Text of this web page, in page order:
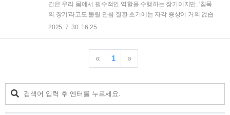
간은 우리 몸에서 필수적인 역할을 수행하는 장기이지만, '침묵
의 장기'라고도 불릴 만큼 질환 초기에는 자각 증상이 거의 없습
니다. 이로 인해 간질환은 흔히 치료 시점을 놓치는 경우가 많
기 때문에 이에 대한 조기 발견과 예방이 매우 중요합니다. 이번
글에서는 B형 및 C형 간염에 대해 알아보고, 간 건강을 지키기
향을 미치는 두 종류의 간염으로, 간세포암 환자의 약 80%가 이
들 바이러스와 관련이 있다는 통계가 있을 정도로 위험성이 높
2025. 7. 30. 16:25
« 1 »